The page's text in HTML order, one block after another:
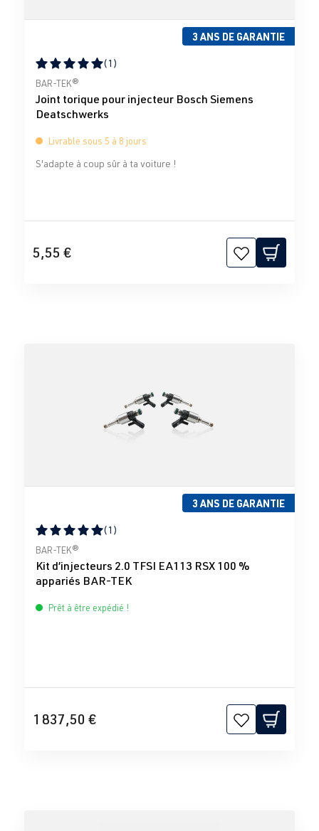
3 ANS DE GARANTIE
Note moyenne de 5 sur 5 étoiles
(1)
BAR-TEK®
Joint torique pour injecteur Bosch Siemens
Deatschwerks
Livrable sous 5 à 8 jours
S'adapte à coup sûr à ta voiture !
5,55 €
3 ANS DE GARANTIE
Note moyenne de 5 sur 5 étoiles
(1)
BAR-TEK®
Kit d’injecteurs 2.0 TFSI EA113 RSX 100 %
appariés BAR-TEK
Prêt à être expédié !
1 837,50 €